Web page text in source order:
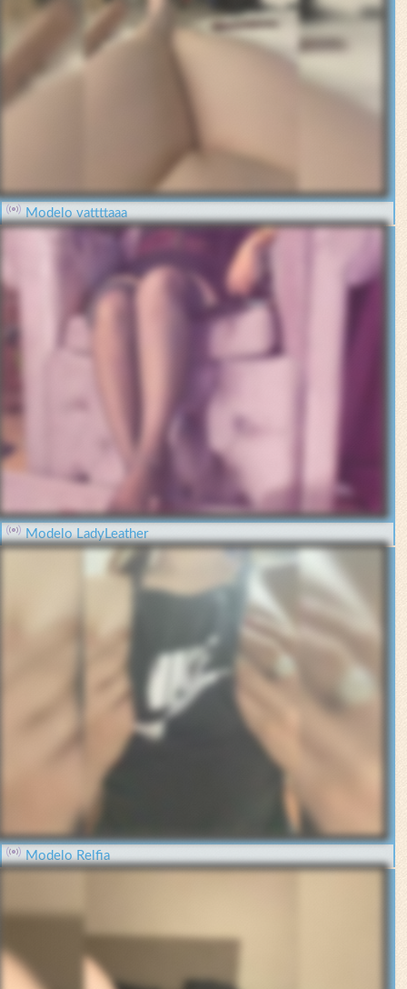
Modelo vattttaaa
Modelo LadyLeather
Modelo Relfia